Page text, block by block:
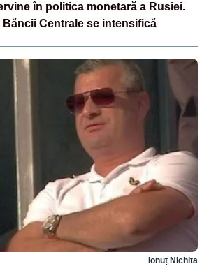
în politica monetară a Rusiei.
Băncii Centrale se intensifică
Ionuț Nichita